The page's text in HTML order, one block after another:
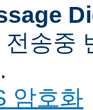
송중
암호화